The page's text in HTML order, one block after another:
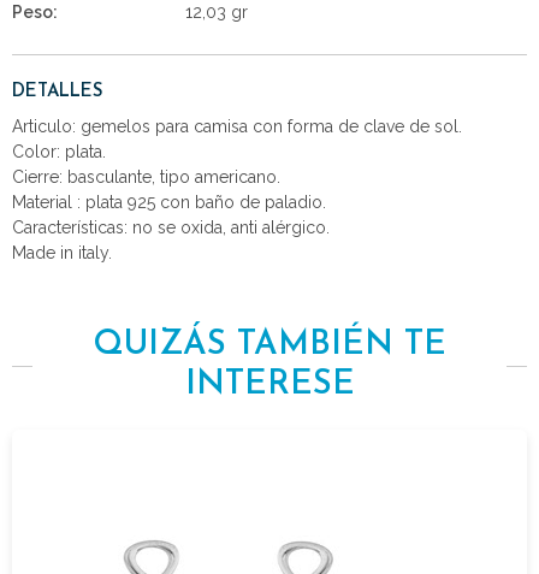
Peso:
12,03 gr
DETALLES
Articulo: gemelos para camisa con forma de clave de sol.
Color: plata.
Cierre: basculante, tipo americano.
Material : plata 925 con baño de paladio.
Características: no se oxida, anti alérgico.
Made in italy.
QUIZÁS TAMBIÉN TE
INTERESE